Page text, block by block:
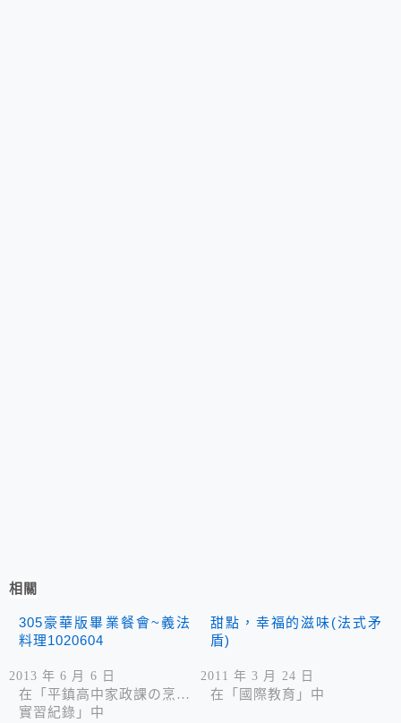
相關
305豪華版畢業餐會~義法
料理1020604
2013 年 6 月 6 日
在「平鎮高中家政課の烹飪
實習紀錄」中
甜點，幸福的滋味(法式矛
盾)
2011 年 3 月 24 日
在「國際教育」中